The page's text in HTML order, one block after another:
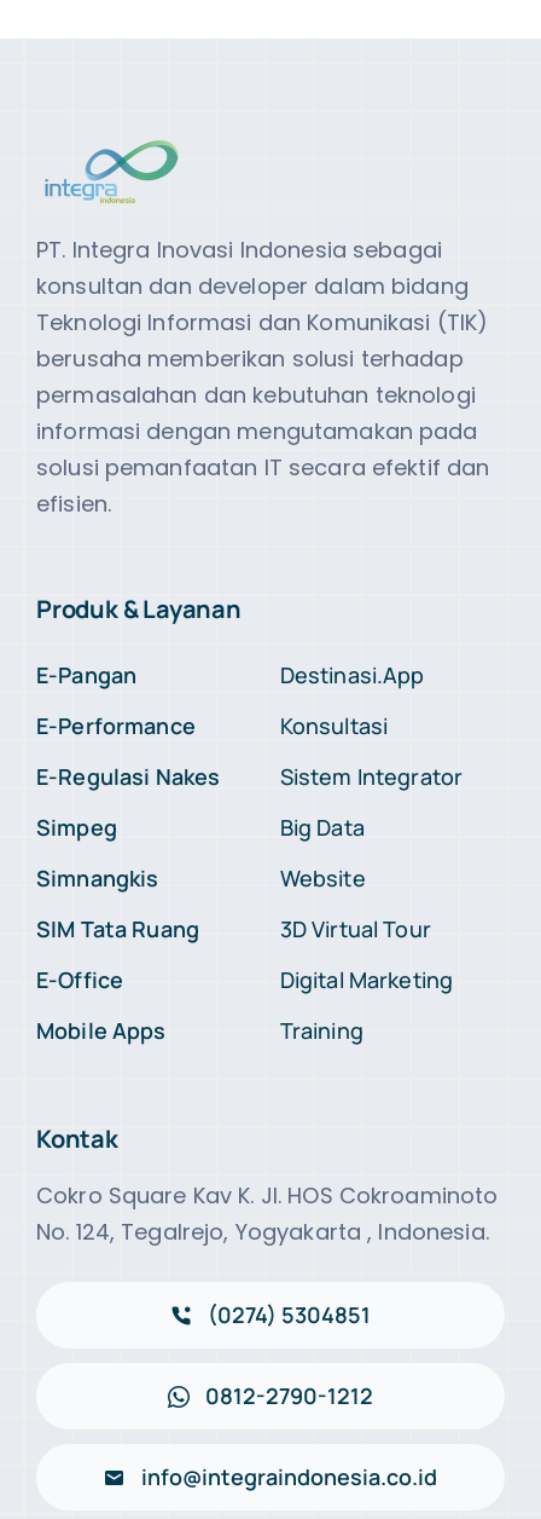
PT. Integra Inovasi Indonesia sebagai
konsultan dan developer dalam bidang
Teknologi Informasi dan Komunikasi (TIK)
berusaha memberikan solusi terhadap
permasalahan dan kebutuhan teknologi
informasi dengan mengutamakan pada
solusi pemanfaatan IT secara efektif dan
efisien.
Produk & Layanan
E-Pangan
E-Performance
E-Regulasi Nakes
Simpeg
Simnangkis
SIM Tata Ruang
E-Office
Mobile Apps
Destinasi.App
Konsultasi
Sistem Integrator
Big Data
Website
3D Virtual Tour
Digital Marketing
Training
Kontak
Cokro Square Kav K. Jl. HOS Cokroaminoto
No. 124, Tegalrejo, Yogyakarta , Indonesia.
(0274) 5304851
0812-2790-1212
info@integraindonesia.co.id